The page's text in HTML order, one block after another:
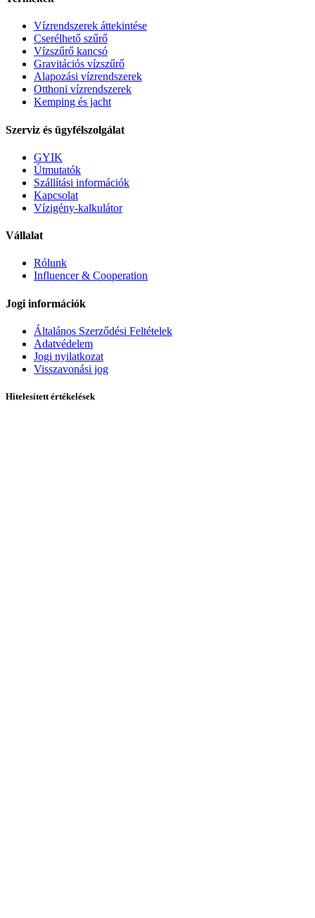
Vízrendszerek áttekintése
Cserélhető szűrő
Vízszűrő kancsó
Gravitációs vízszűrő
Alapozási vízrendszerek
Otthoni vízrendszerek
Kemping és jacht
Szerviz és ügyfélszolgálat
GYIK
Útmutatók
Szállítási információk
Kapcsolat
Vízigény-kalkulátor
Vállalat
Rólunk
Influencer & Cooperation
Jogi információk
Általános Szerződési Feltételek
Adatvédelem
Jogi nyilatkozat
Visszavonási jog
Hitelesített értékelések